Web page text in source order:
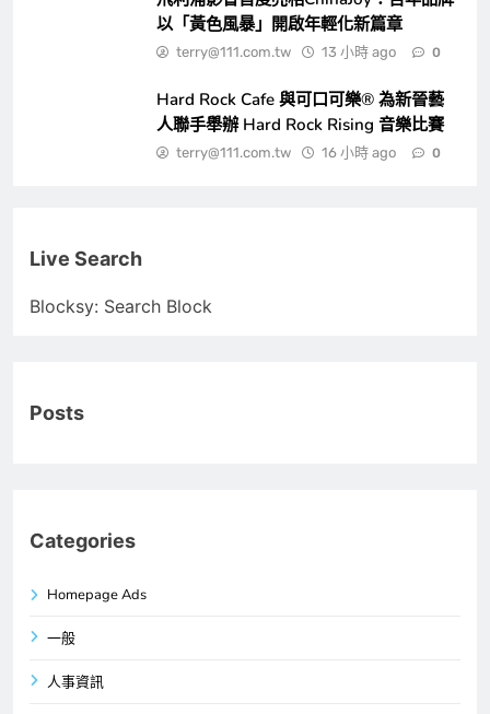
以「黃色風暴」開啟年輕化新篇章
terry@111.com.tw 13 小時 ago 0
Hard Rock Cafe 與可口可樂® 為新晉藝
人聯手舉辦 Hard Rock Rising 音樂比賽
terry@111.com.tw 16 小時 ago 0
Live Search
Blocksy: Search Block
Posts
Categories
Homepage Ads
一般
人事資訊